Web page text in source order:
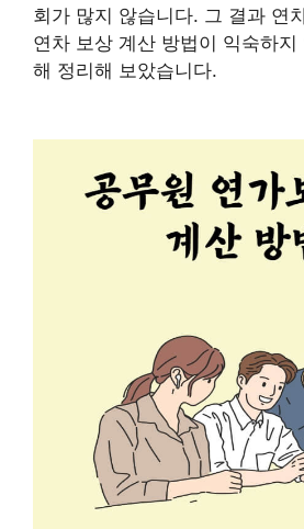
회가 많지 않습니다. 그 결과 연
연차 보상 계산 방법이 익숙하지
해 정리해 보았습니다.